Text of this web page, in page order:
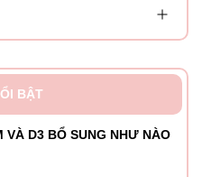
BẬT
VÀ D3 BỔ SUNG NHƯ NÀO